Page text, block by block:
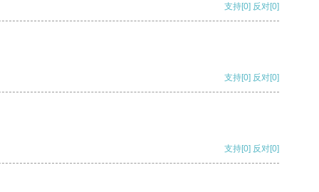
支持[0] 反对[0]
支持[0] 反对[0]
支持[0] 反对[0]